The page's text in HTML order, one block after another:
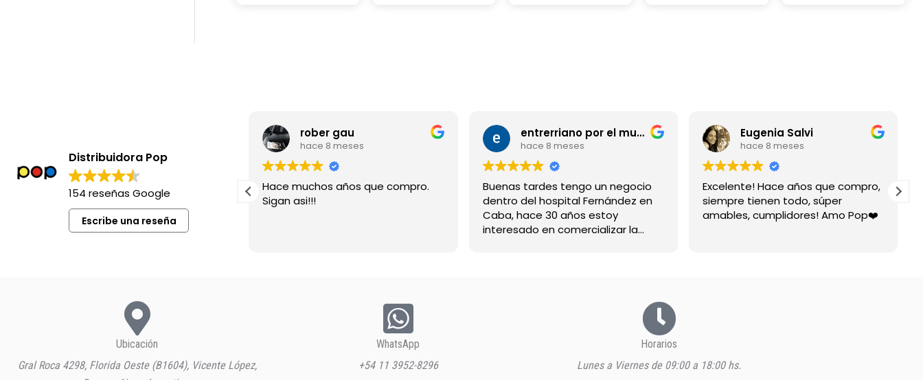
Distribuidora Pop
154 reseñas Google
Escribe una reseña
Excelente siempre !
rober gau
hace 8 meses
Hace muchos años que compro.
Sigan asi!!!
entrerriano por el mundo
hace 8 meses
Buenas tardes tengo un negocio
dentro del hospital Fernández en
Caba, hace 30 años estoy
interesado en comercializar la
Eugenia Salvi
hace 8 meses
Excelente! Hace años que compro,
siempre tienen todo, súper
amables, cumplidores! Amo Pop❤️
Ubicación
Gral Roca 4298, Florida Oeste (B1604), Vicente López,
WhatsApp
+54 11 3952-8296
Horarios
Lunes a Viernes de 09:00 a 18:00 hs.